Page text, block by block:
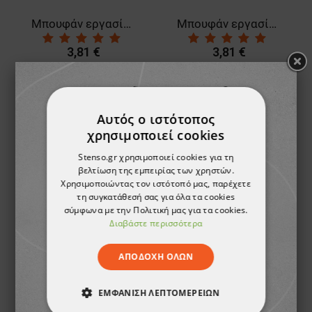
Μπουφάν εργασίας NAXOS-BA GREEN
3,81 €
Μπουφάν εργασίας NAXOS-BA ROYAL BLUE
3,81 €
ТΟ ΠΡΟΪΌΝ ΈΧΕΙ
Γιλέκο εργασίας TRAX
11,41 €
Αυτός ο ιστότοπος
χρησιμοποιεί cookies
Stenso.gr χρησιμοποιεί cookies για τη
βελτίωση της εμπειρίας των χρηστών.
Χρησιμοποιώντας τον ιστότοπό μας, παρέχετε
τη συγκατάθεσή σας για όλα τα cookies
σύμφωνα με την Πολιτική μας για τα cookies.
Διαβάστε περισσότερα
ΑΠΟΔΟΧΉ ΌΛΩΝ
ΕΜΦΆΝΙΣΗ ΛΕΠΤΟΜΕΡΕΙΏΝ